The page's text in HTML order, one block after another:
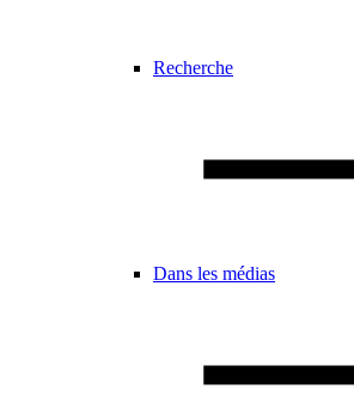
Recherche
Dans les médias